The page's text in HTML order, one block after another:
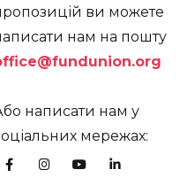
ви можете
нам на пошту
написати нам у
мережах: